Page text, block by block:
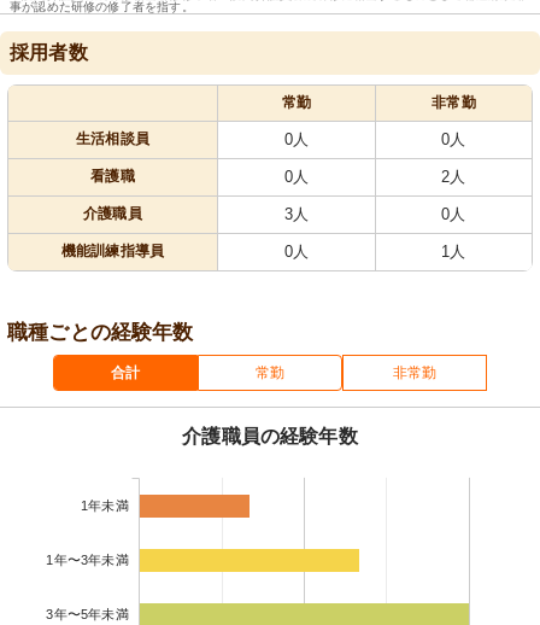
事が認めた研修の修了者を指す。
採用者数
常勤 非常勤
生活相談員 0人 0人
看護職 0人 2人
介護職員 3人 0人
機能訓練指導員 0人 1人
職種ごとの経験年数
合計 常勤 非常勤
介護職員の経験年数
1年未満
1年〜3年未満
3年〜5年未満